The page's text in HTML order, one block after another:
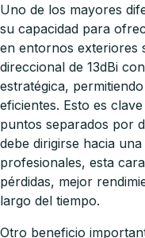
Uno de los mayores
su capacidad para
en entornos exteriores
direccional de 13dBi
estratégica,
eficientes. Esto es
puntos separados por
debe dirigirse hacia
profesionales, esta
pérdidas, mejor
largo del tiempo.
Otro beneficio